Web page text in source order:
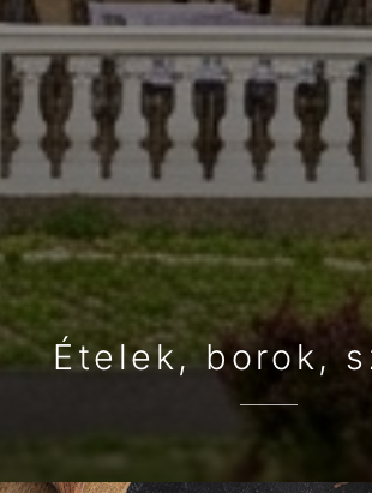
Ételek, borok,